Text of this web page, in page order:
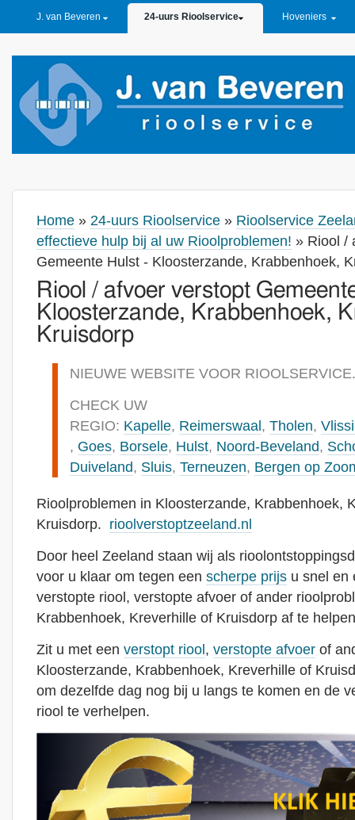
J. van Beveren 24-uurs Rioolservice Hoveniers
Home » 24-uurs Rioolservice » Rioolservice
effectieve hulp bij al uw Rioolproblemen! » Riool /
Gemeente Hulst - Kloosterzande, Krabbenhoek,
Riool / afvoer verstopt
Kloosterzande, Krabbenhoek,
Kruisdorp
NIEUWE WEBSITE VOOR
CHECK UW
REGIO: Kapelle, Reimerswaal , Tholen,
, Goes, Borsele, Hulst, Noord-Beveland,
Duiveland, Sluis, Terneuzen, Bergen op
Rioolproblemen in Kloosterzande, Krabbenhoek,
Kruisdorp. rioolverstoptzeeland.nl
Door heel Zeeland staan wij als
voor u klaar om tegen een scherpe prijs u snel en
verstopte riool, verstopte afvoer of ander
Krabbenhoek, Kreverhille of Kruisdorp af te
Zit u met een verstopt riool , verstopte afvoer of
Kloosterzande, Krabbenhoek, Kreverhille of
om dezelfde dag nog bij u langs te komen en de
riool te verhelpen.